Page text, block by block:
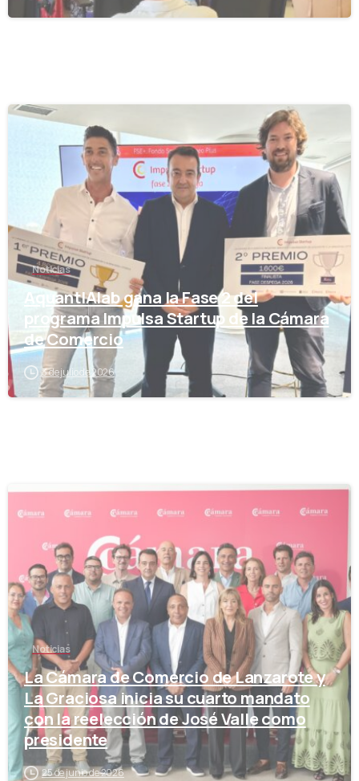
Noticias
AquantIAlab gana la Fase 2 del
programa Impulsa Startup de la Cámara
de Comercio
3 de julio de 2026
Noticias
La Cámara de Comercio de Lanzarote y
La Graciosa inicia su cuarto mandato
con la reelección de José Valle como
presidente
25 de junio de 2026